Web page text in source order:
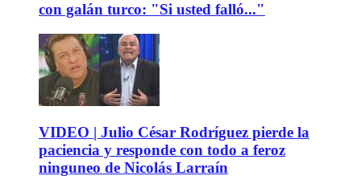
con galán turco: "Si usted falló..."
VIDEO | Julio César Rodríguez pierde la
paciencia y responde con todo a feroz
ninguneo de Nicolás Larraín